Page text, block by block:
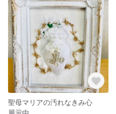
聖母マリアの汚れなきみ心